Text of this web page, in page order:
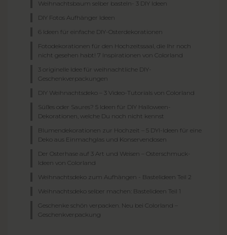
Weihnachtsbaum selber basteln- 3 DIY Ideen
DIY Fotos Aufhänger Ideen
6 Ideen für einfache DIY-Osterdekorationen
Fotodekorationen für den Hochzeitssaal, die Ihr noch
nicht gesehen habt! 7 Inspirationen von Colorland
3 originelle Idee für weihnachtliche DIY-
Geschenkverpackungen
DIY Weihnachtsdeko – 3 Video-Tutorials von Colorland
Süßes oder Saures? 5 Ideen für DIY Halloween-
Dekorationen, welche Du noch nicht kennst
Blumendekorationen zur Hochzeit – 5 DYI-Ideen für eine
Deko aus Einmachglas und Konservendosen
Der Osterhase auf 3 Art und Weisen – Osterschmuck-
Ideen von Colorland
Weihnachtsdeko zum Aufhängen - Bastelideen Teil 2
Weihnachtsdeko selber machen: Bastelideen Teil 1
Geschenke schön verpacken. Neu bei Colorland –
Geschenkverpackung